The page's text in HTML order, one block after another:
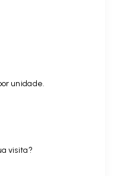
unidade.
visita?